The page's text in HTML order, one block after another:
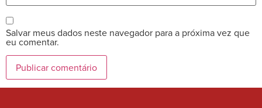
Salvar meus dados neste navegador para a próxima vez que
eu comentar.